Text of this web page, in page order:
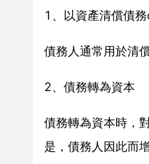
1、以資產清償債
債務人通常用於清
2、債務轉為資本
債務轉為資本時，
是，債務人因此而